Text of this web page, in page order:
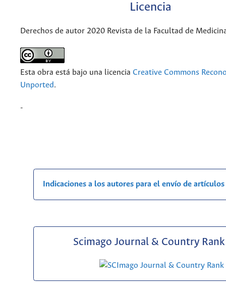
Licencia
Derechos de autor 2020 Revista de la Facultad de
Esta obra está bajo una licencia Creative Commons
Unported.
-
Indicaciones a los autores para el envío de artículos
Scimago Journal & Country Rank